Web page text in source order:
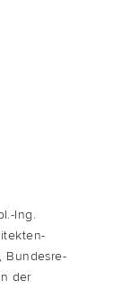
Ing.
Bun­des­re­
der